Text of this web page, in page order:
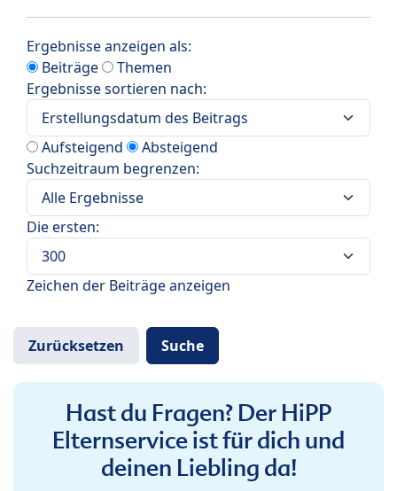
Ergebnisse anzeigen als:
Beiträge
Themen
Ergebnisse sortieren nach:
Aufsteigend
Absteigend
Suchzeitraum begrenzen:
Die ersten:
Zeichen der Beiträge anzeigen
Hast du Fragen? Der HiPP
Elternservice ist für dich und
deinen Liebling da!